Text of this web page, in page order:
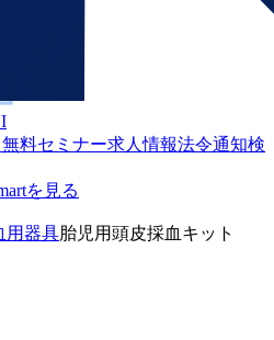
無料セミナー求人情報法令通知検
を見る
用器具胎児用頭皮採血キット